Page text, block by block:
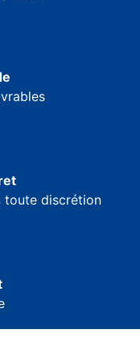
toute discrétion